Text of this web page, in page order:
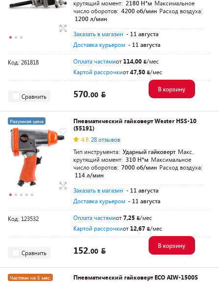
крутящий момент: 2180 Н*м Максимальное
число оборотов: 4200 об/мин Расход воздуха:
1200 л/мин
Заказать в магазин - 11 августа
Доставка курьером - 11 августа
Код: 261818 Оплата частямиот 114,00
/мес
Картой рассрочкиот47,50 /мес
Сравнить 570.00
В корзину
Разумная цена
Пневматический гайковерт Wester HSS-10
(55191)
4.8 28 отзывов
Тип инструмента: Ударный гайковерт Макс.
крутящий момент: 310 Н*м Максимальное
число оборотов: 7000 об/мин Расход воздуха:
114 л/мин
Заказать в магазин - 11 августа
Доставка курьером - 11 августа
Код: 123532 Оплата частямиот7,25
/мес
Картой рассрочкиот 12,67 /мес
Сравнить 152.00
В корзину
Частями на 5 мес.
Пневматический гайковерт ECO AIW-1500S